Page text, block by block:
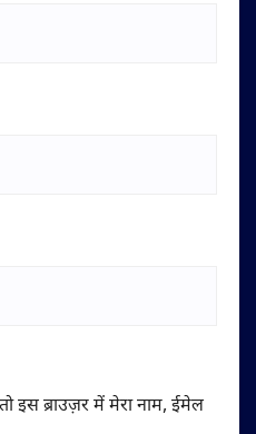
इस ब्राउज़र में मेरा नाम, ईमेल